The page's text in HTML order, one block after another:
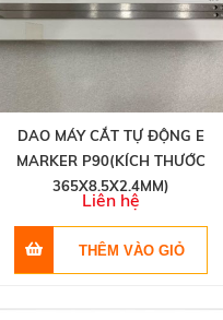
DAO MÁY CẮT TỰ ĐỘNG E
MARKER P90(KÍCH THƯỚC
365X8.5X2.4MM)
Liên hệ